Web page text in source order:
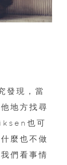
發現，當
地方找尋
也可
麼也不做
們看事情